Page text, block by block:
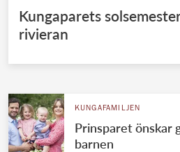
Kungaparets
rivieran
KUNGAFAMILJEN
Prinsparet önskar
barnen